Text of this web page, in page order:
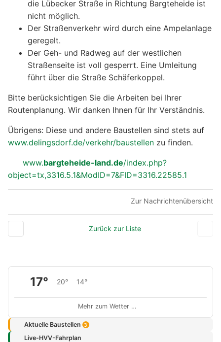
die Lübecker Straße in Richtung Bargteheide ist
nicht möglich.
Der Straßenverkehr wird durch eine Ampelanlage
geregelt.
Der Geh- und Radweg auf der westlichen
Straßenseite ist voll gesperrt. Eine Umleitung
führt über die Straße Schäferkoppel.
Bitte berücksichtigen Sie die Arbeiten bei Ihrer
Routenplanung. Wir danken Ihnen für Ihr Verständnis.
Übrigens: Diese und andere Baustellen sind stets auf
www.delingsdorf.de/verkehr/baustellen zu finden.
www.bargteheide-land.de/index.php?
object=tx,3316.5.1&ModID=7&FID=3316.22585.1
Zur Nachrichtenübersicht
Zurück zur Liste
17° 20° 14°
Mehr zum Wetter …
Aktuelle Baustellen 3
Live-HVV-Fahrplan